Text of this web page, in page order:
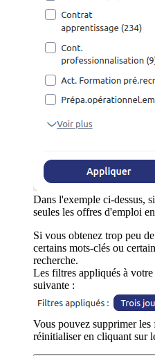
Dans l'exemple ci-dessus,
seules les offres d'emploi
Si vous obtenez trop peu
certains mots-clés ou
recherche.
Les filtres appliqués à
suivante :
Vous pouvez supprimer
réinitialiser en cliquant sur